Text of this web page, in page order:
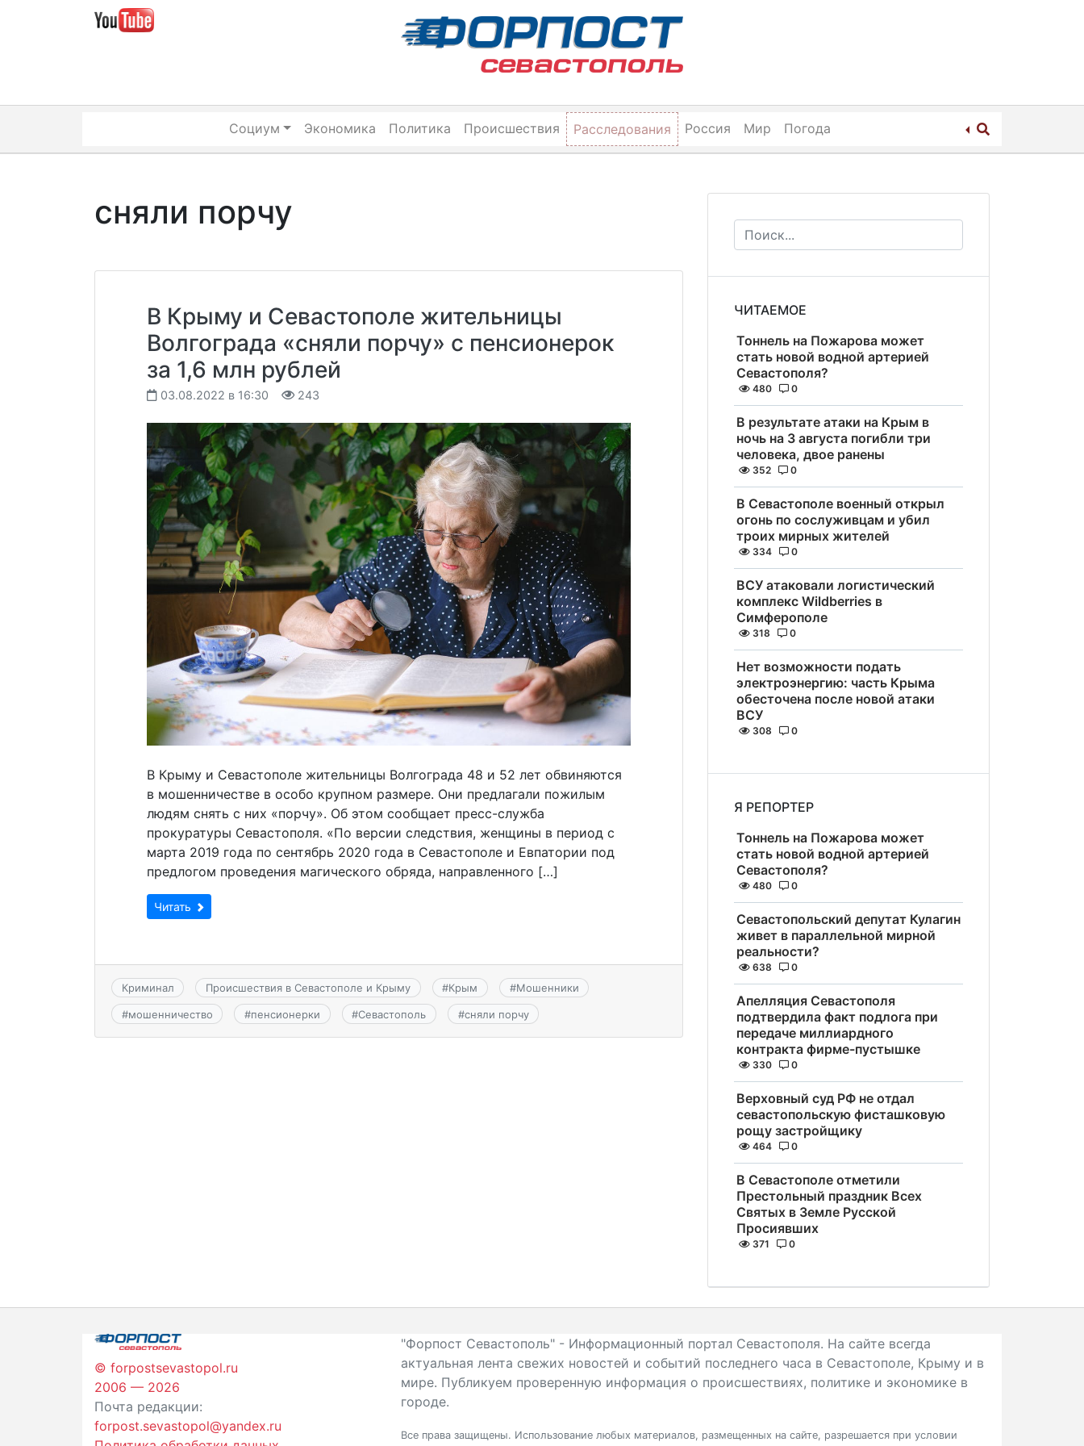
Социум Экономика Политика Происшествия Расследования Россия Мир Погода
сняли порчу
В Крыму и Севастополе жительницы
Волгограда «сняли порчу» с пенсионерок
за 1,6 млн рублей
03.08.2022 в 16:30 243
В Крыму и Севастополе жительницы Волгограда 48 и 52 лет обвиняются
в мошенничестве в особо крупном размере. Они предлагали пожилым
людям снять с них «порчу». Об этом сообщает пресс-служба
прокуратуры Севастополя. «По версии следствия, женщины в период с
марта 2019 года по сентябрь 2020 года в Севастополе и Евпатории под
предлогом проведения магического обряда, направленного […]
Читать
Криминал Происшествия в Севастополе и Крыму #Крым #Мошенники
#мошенничество #пенсионерки #Севастополь #сняли порчу
ЧИТАЕМОЕ
Тоннель на Пожарова может
стать новой водной артерией
Севастополя?
480 0
В результате атаки на Крым в
ночь на 3 августа погибли три
человека, двое ранены
352 0
В Севастополе военный открыл
огонь по сослуживцам и убил
троих мирных жителей
334 0
ВСУ атаковали логистический
комплекс Wildberries в
Симферополе
318 0
Нет возможности подать
электроэнергию: часть Крыма
обесточена после новой атаки
ВСУ
308 0
Я РЕПОРТЕР
Тоннель на Пожарова может
стать новой водной артерией
Севастополя?
480 0
Севастопольский депутат Кулагин
живет в параллельной мирной
реальности?
638 0
Апелляция Севастополя
подтвердила факт подлога при
передаче миллиардного
контракта фирме-пустышке
330 0
Верховный суд РФ не отдал
севастопольскую фисташковую
рощу застройщику
464 0
В Севастополе отметили
Престольный праздник Всех
Святых в Земле Русской
Просиявших
371 0
© forpostsevastopol.ru
2006 — 2026
Почта редакции:
forpost.sevastopol@yandex.ru
"Форпост Севастополь" - Информационный портал Севастополя. На сайте всегда
актуальная лента свежих новостей и событий последнего часа в Севастополе, Крыму и в
мире. Публикуем проверенную информация о происшествиях, политике и экономике в
городе.
Все права защищены. Использование любых материалов, размещенных на сайте, разрешается при условии